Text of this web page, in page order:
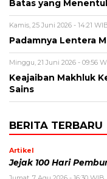
Batas yang
Kamis, 25 Juni 2026 - 14:21
Padamnya Lentera
Minggu, 21 Juni 2026 - 09:56
Keajaiban Makhluk
Sains
BERITA TERBARU
Artikel
Jejak 100 Hari